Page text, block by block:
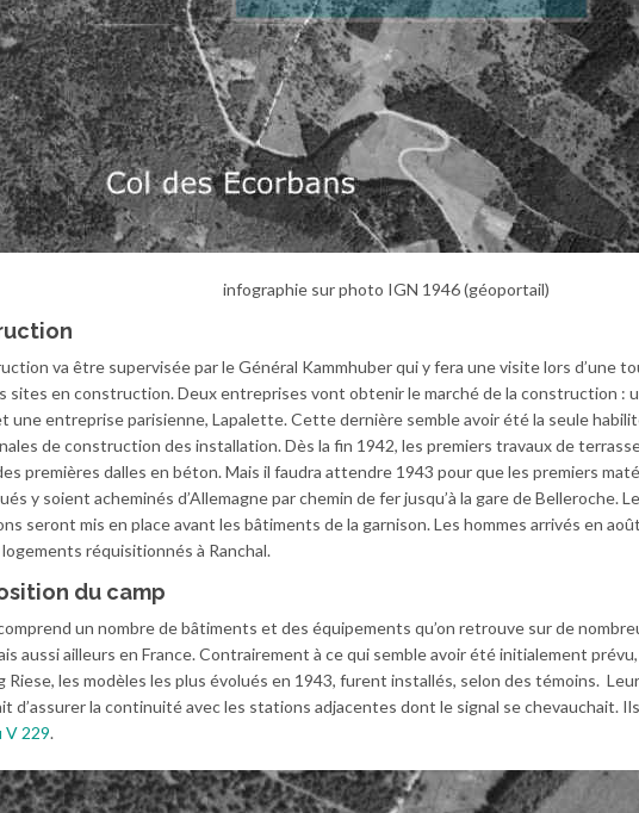
infographie sur photo IGN 1946 (géoportail)
va être supervisée par le Général Kammhuber qui y fera une visite lors d’une
sites en construction. Deux entreprises vont obtenir le marché de la construction :
une entreprise parisienne, Lapalette. Cette dernière semble avoir été la seule
de construction des installation. Dès la fin 1942, les premiers travaux de
premières dalles en béton. Mais il faudra attendre 1943 pour que les premiers
y soient acheminés d’Allemagne par chemin de fer jusqu’à la gare de Belleroche.
seront mis en place avant les bâtiments de la garnison. Les hommes arrivés en
réquisitionnés à Ranchal.
du camp
un nombre de bâtiments et des équipements qu’on retrouve sur de
aussi ailleurs en France. Contrairement à ce qui semble avoir été initialement
Riese, les modèles les plus évolués en 1943, furent installés, selon des témoins.
d’assurer la continuité avec les stations adjacentes dont le signal se chevauchait.
V 229.